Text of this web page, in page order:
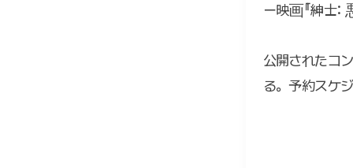
ー映画『紳士:
公開されたコ
る。予約スケ